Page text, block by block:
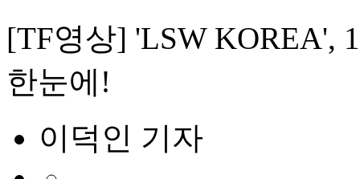
[TF영상] 'LSW KOREA',
한눈에!
이덕인 기자